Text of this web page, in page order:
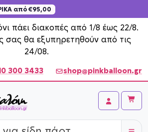
από €95,00
πάει διακοπές από 1/8 έως 22/8.
σας θα εξυπηρετηθούν από τις
24/08.
300 3433 shop@pinkballoon.gr
Account
Cart